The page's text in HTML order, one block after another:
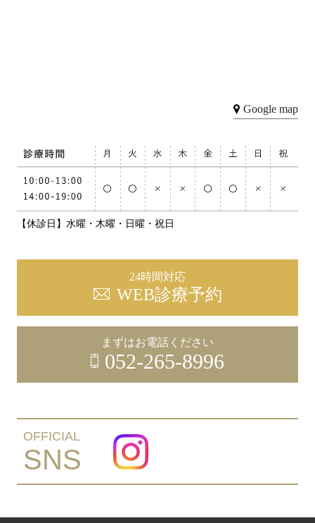
Google map
【休診日】水曜・木曜・日曜・祝日
24時間対応
WEB診療予約
まずはお電話ください
052-265-8996
OFFICIAL
SNS